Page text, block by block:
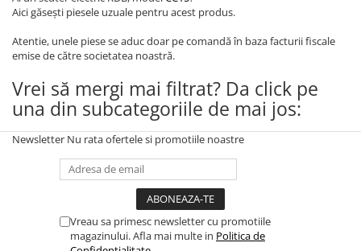
Toate accesoriile la Triciclete
Essential, M365, 1S
PRO / PRO2
Scooter 4 Ultra
Piese Xiaomi Scooter Elite
Piese Xiaomi Scooter 5 PLUS
Piese Xiaomi Scooter 5 PRO
Piese Xiaomi Scooter 5 MAX
Piese Xiaomi Scooter 6 PRO
Piese Xiaomi Scooter 6 MAX
Piese Xiaomi Scooter 6
Scooter 4 Lite
Aici găsești piesele uzuale pentru acest produs.
Atentie, unele piese se aduc doar pe comandă în baza facturii fiscale
emise de către societatea noastră.
Vrei să mergi mai filtrat? Da click pe
una din subcategoriile de mai jos:
Newsletter Nu rata ofertele si promotiile noastre
Vreau sa primesc newsletter cu promotiile
magazinului. Afla mai multe in Politica de